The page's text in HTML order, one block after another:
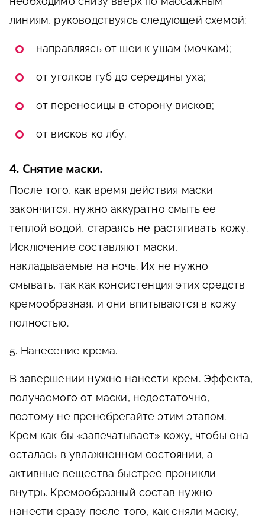
линиям, руководствуясь следующей схемой:
направляясь от шеи к ушам (мочкам);
от уголков губ до середины уха;
от переносицы в сторону висков;
от висков ко лбу.
4. Снятие маски.
После того, как время действия маски
закончится, нужно аккуратно смыть ее
теплой водой, стараясь не растягивать кожу.
Исключение составляют маски,
накладываемые на ночь. Их не нужно
смывать, так как консистенция этих средств
кремообразная, и они впитываются в кожу
полностью.
5. Нанесение крема.
В завершении нужно нанести крем. Эффекта,
получаемого от маски, недостаточно,
поэтому не пренебрегайте этим этапом.
Крем как бы «запечатывает» кожу, чтобы она
осталась в увлажненном состоянии, а
активные вещества быстрее проникли
внутрь. Кремообразный состав нужно
нанести сразу после того, как сняли маску,